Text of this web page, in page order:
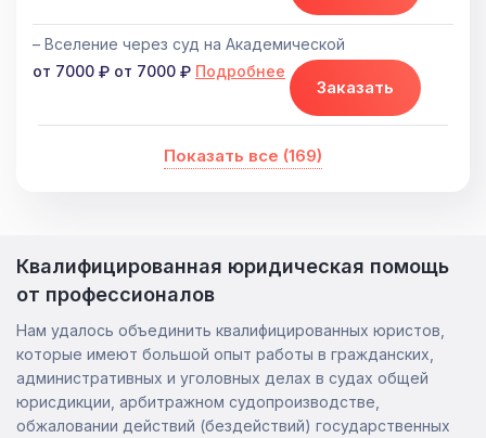
– Вселение через суд на Академической
от 7000
от 7000 Подробнее
Заказать
Показать все (169)
Квалифицированная юридическая помощь
от профессионалов
Нам удалось объединить квалифицированных юристов,
которые имеют большой опыт работы в гражданских,
административных и уголовных делах в судах общей
юрисдикции, арбитражном судопроизводстве,
обжаловании действий (бездействий) государственных